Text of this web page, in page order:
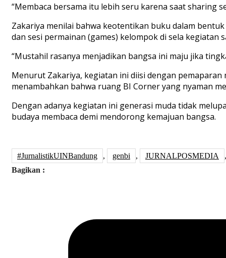
“Membaca bersama itu lebih seru karena saat sharing
Zakariya menilai bahwa keotentikan buku dalam
dan sesi permainan (games) kelompok di sela
“Mustahil rasanya menjadikan bangsa ini maju jika
Menurut Zakariya, kegiatan ini diisi dengan
menambahkan bahwa ruang BI Corner yang nyaman
Dengan adanya kegiatan ini generasi muda tidak
budaya membaca demi mendorong kemajuan bangsa.
#JurnalistikUINBandung , genbi , JURNALPOSMEDIA
Bagikan :